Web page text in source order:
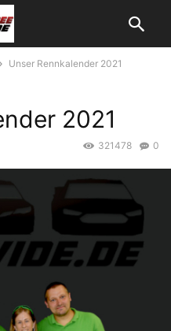
Unser Rennkalender 2021
2021
0
321478